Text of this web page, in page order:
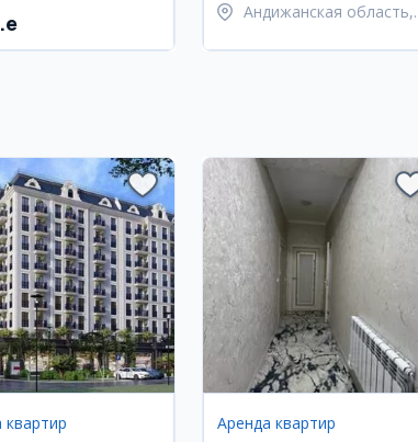
Андижанская область,
квартир Аренда квартир